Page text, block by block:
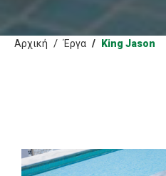
Αρχική Έργα King Jason
Εικόνα